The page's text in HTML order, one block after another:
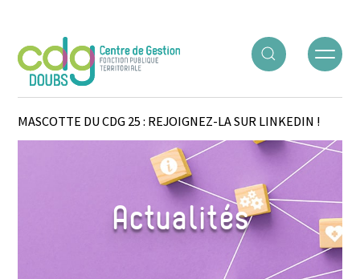
ACCUEIL○ACTUALITÉS○DÉCOUVREZ DOOLIE, LA
MASCOTTE DU CDG 25 : REJOIGNEZ-LA SUR LINKEDIN !
Actualités